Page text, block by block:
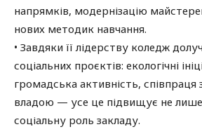
напрямків, модернізацію
нових методик навчання.
• Завдяки її лідерству коледж
соціальних проєктів: екологічні
громадська активність, співпраця
владою — усе це підвищує не
соціальну роль закладу.